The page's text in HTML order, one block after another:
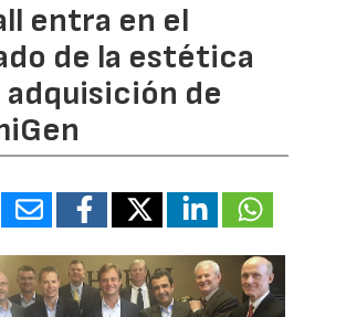
entra en el
de la estética
adquisición de